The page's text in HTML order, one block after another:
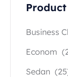
Business
Econom
Sedan